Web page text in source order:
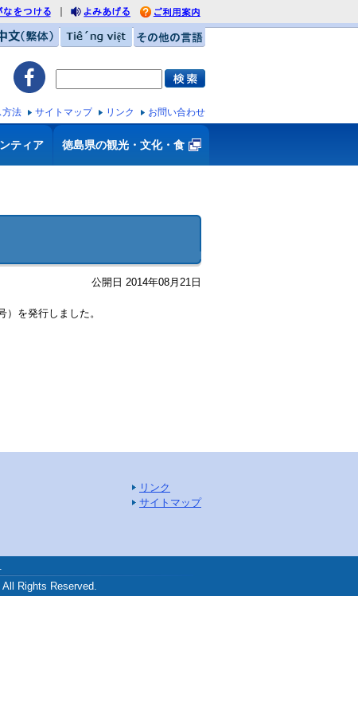
なをつける
みあげる
利用案内
方法 サイトマップ リンク お問い合わせ
ティア 徳島県の観光・文化・食
公開日 2014年08月21日
を発行しました。
リンク
サイトマップ
Rights Reserved.